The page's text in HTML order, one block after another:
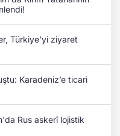
Türkiye’yi ziyaret
Karadeniz’e ticari
Rus askerî lojistik